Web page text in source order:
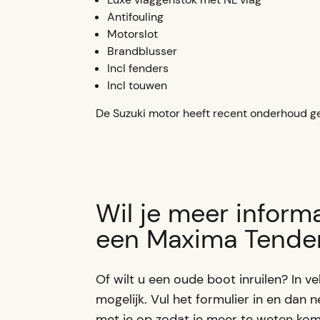
Antifouling
Motorslot
Brandblusser
Incl fenders
Incl touwen
De Suzuki motor heeft recent onderhoud
Wil je meer
een Maxima
Of wilt u een oude boot inruilen? In
mogelijk. Vul het formulier in en dan